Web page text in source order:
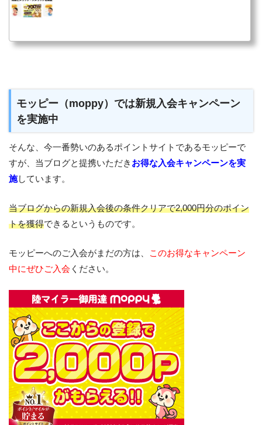
モッピー（moppy）では新規入会キャンペーン
を実施中
そんな、今一番勢いのあるポイントサイトであるモッピーで
すが、当ブログと提携いただき お得な入会キャンペーンを実
施しています。
当ブログからの新規入会後の条件クリアで2,000円分のポイン
トを獲得できるというものです。
モッピーへのご入会がまだの方は、
このお得なキャンペーン
中にぜひご入会 ください。